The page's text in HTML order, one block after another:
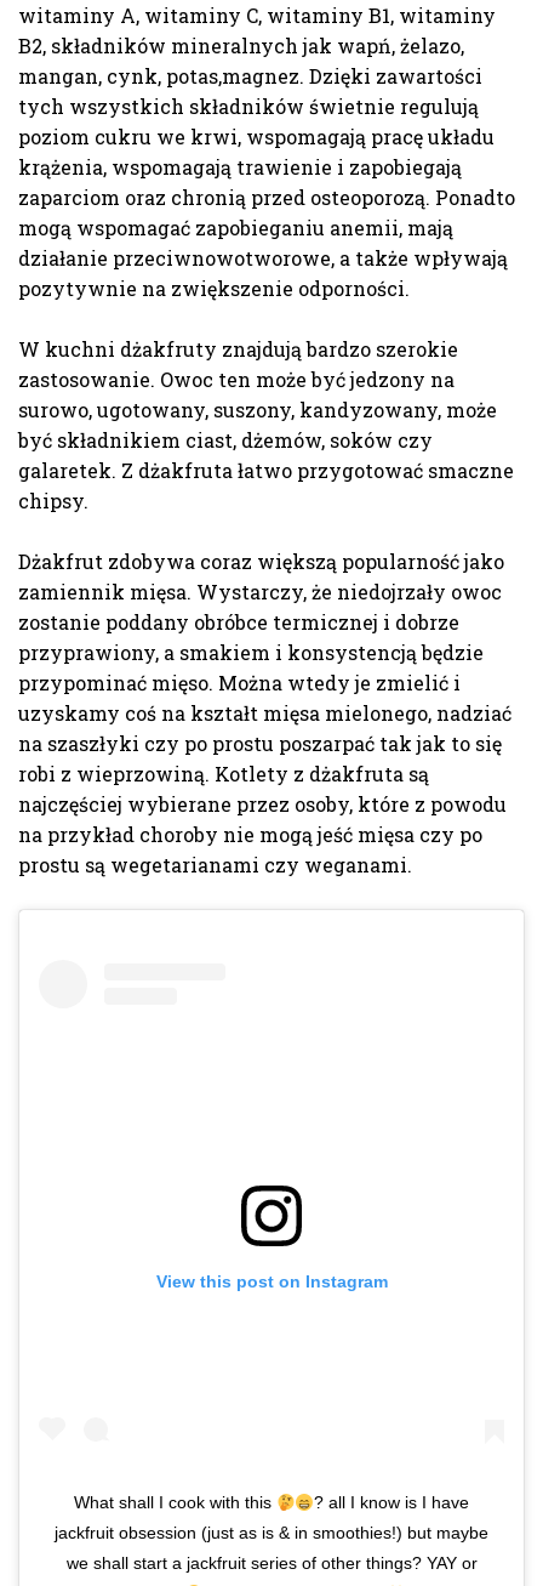
witaminy A, witaminy C, witaminy B1, witaminy
B2, składników mineralnych jak wapń, żelazo,
mangan, cynk, potas,magnez. Dzięki zawartości
tych wszystkich składników świetnie regulują
poziom cukru we krwi, wspomagają pracę układu
krążenia, wspomagają trawienie i zapobiegają
zaparciom oraz chronią przed osteoporozą. Ponadto
mogą wspomagać zapobieganiu anemii, mają
działanie przeciwnowotworowe, a także wpływają
pozytywnie na zwiększenie odporności.
W kuchni dżakfruty znajdują bardzo szerokie
zastosowanie. Owoc ten może być jedzony na
surowo, ugotowany, suszony, kandyzowany, może
być składnikiem ciast, dżemów, soków czy
galaretek. Z dżakfruta łatwo przygotować smaczne
chipsy.
Dżakfrut zdobywa coraz większą popularność jako
zamiennik mięsa. Wystarczy, że niedojrzały owoc
zostanie poddany obróbce termicznej i dobrze
przyprawiony, a smakiem i konsystencjąbędzie
przypominać mięso. Można wtedy je zmielić i
uzyskamy coś na kształt mięsa mielonego, nadziać
na szaszłyki czy po prostu poszarpać tak jak to się
robi z wieprzowiną. Kotlety z dżakfruta są
najczęściej wybierane przez osoby, które z powodu
na przykład choroby nie mogą jeść mięsa czy po
prostu są wegetarianami czy weganami.
View this post on Instagram
What shall I cook with this
? all I know is I have
jackfruit obsession (just as is & in smoothies!) but maybe
we shall start a jackfruit series of other things? YAY or